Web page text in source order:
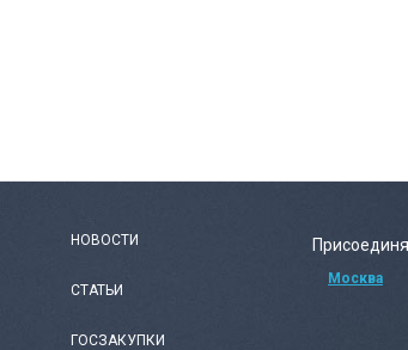
НОВОСТИ
СТАТЬИ
ГОСЗАКУПКИ
Москва